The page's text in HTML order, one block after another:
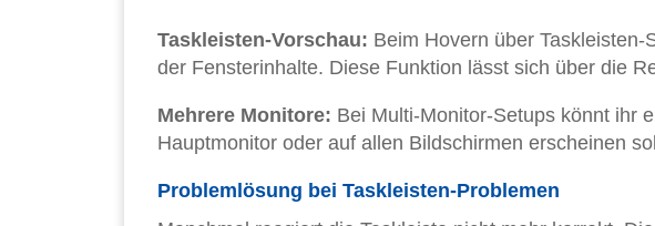
Taskleisten-Vorschau: Beim Hovern über
der Fensterinhalte. Diese Funktion lässt sich über die
Mehrere Monitore: Bei Multi-Monitor-Setups könnt ihr
Hauptmonitor oder auf allen Bildschirmen erscheinen
Problemlösung bei Taskleisten-Problemen